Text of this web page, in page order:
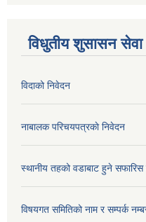
विधुतीय शुसासन सेवा
विदाको निवेदन
नाबालक परिचयपत्रकाे निवेदन
स्थानीय तहको वडाबाट हुने सफारिस
विषयगत समितिको नाम र सम्पर्क